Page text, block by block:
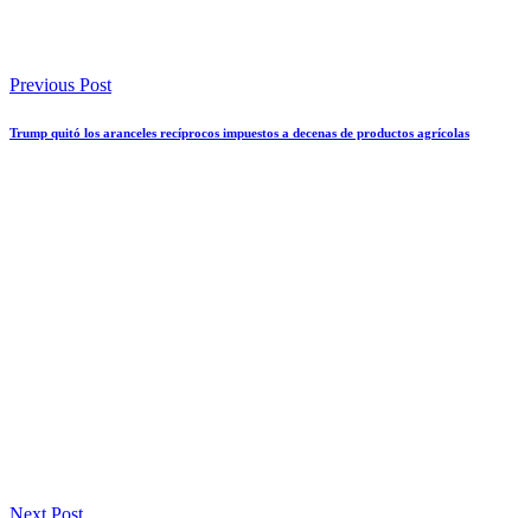
Previous Post
Trump quitó los aranceles recíprocos impuestos a decenas de productos agrícolas